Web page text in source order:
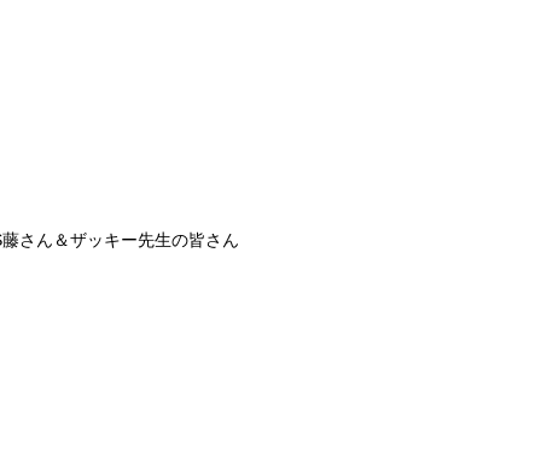
さん＆ザッキー先生の皆さん